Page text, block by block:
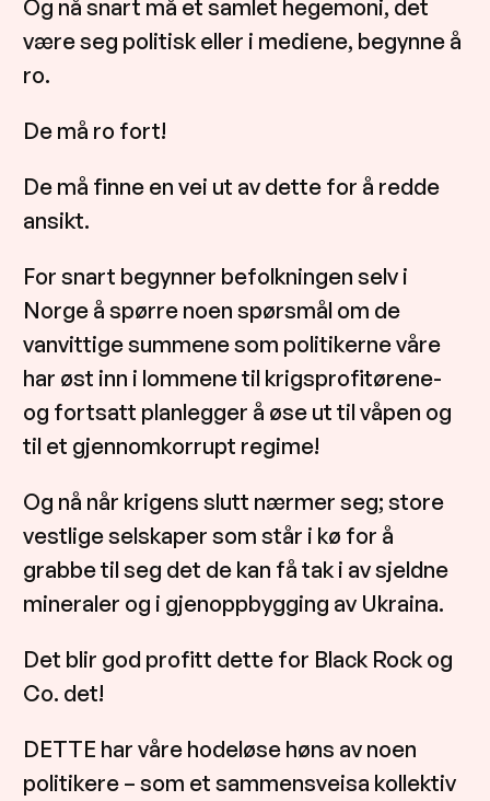
Og nå snart må et samlet hegemoni, det
være seg politisk eller i mediene, begynne å
ro.
De må ro fort!
De må finne en vei ut av dette for å redde
ansikt.
For snart begynner befolkningen selv i
Norge å spørre noen spørsmål om de
vanvittige summene som politikerne våre
har øst inn i lommene til krigsprofitørene-
og fortsatt planlegger å øse ut til våpen og
til et gjennomkorrupt regime!
Og nå når krigens slutt nærmer seg; store
vestlige selskaper som står i kø for å
grabbe til seg det de kan få tak i av sjeldne
mineraler og i gjenoppbygging av Ukraina.
Det blir god profitt dette for Black Rock og
Co. det!
DETTE har våre hodeløse høns av noen
politikere – som et sammensveisa kollektiv